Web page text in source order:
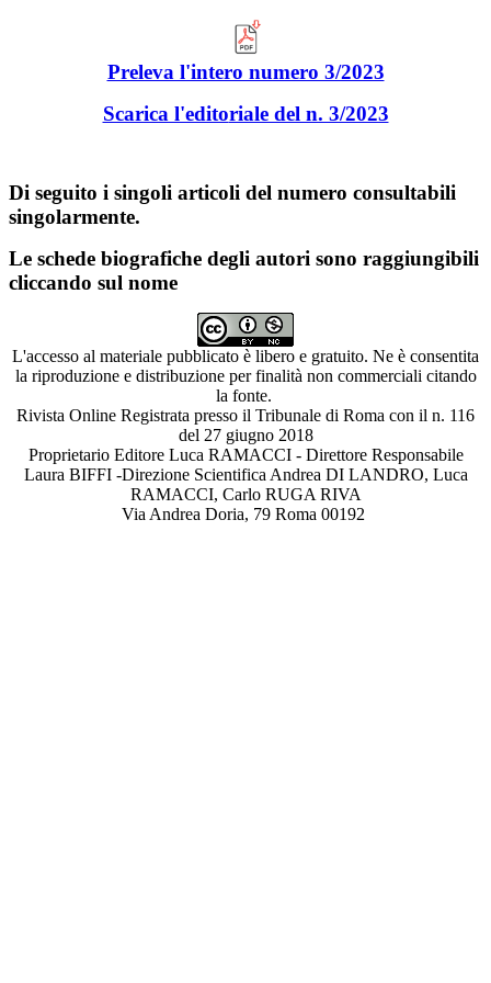
Preleva l'intero numero 3/2023
Scarica l'editoriale del n. 3/2023
Di seguito i singoli articoli del numero consultabili
singolarmente.
Le schede biografiche degli autori sono raggiungibili
cliccando sul nome
L'accesso al materiale pubblicato è libero e gratuito. Ne è consentita
la riproduzione e distribuzione per finalità non commerciali citando
la fonte.
Rivista Online Registrata presso il Tribunale di Roma con il n. 116
del 27 giugno 2018
Proprietario Editore Luca RAMACCI - Direttore Responsabile
Laura BIFFI -Direzione Scientifica Andrea DI LANDRO, Luca
RAMACCI, Carlo RUGA RIVA
Via Andrea Doria, 79 Roma 00192